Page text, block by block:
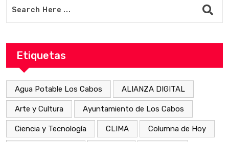
Etiquetas
Agua Potable Los Cabos ALIANZA DIGITAL
Arte y Cultura Ayuntamiento de Los Cabos
Ciencia y Tecnología CLIMA Columna de Hoy